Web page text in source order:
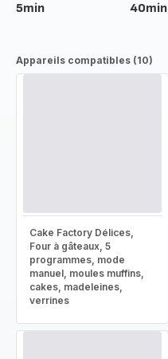
5min 40min
Appareils compatibles (10)
Cake Factory Délices,
Four à gâteaux, 5
programmes, mode
manuel, moules muffins,
cakes, madeleines,
verrines